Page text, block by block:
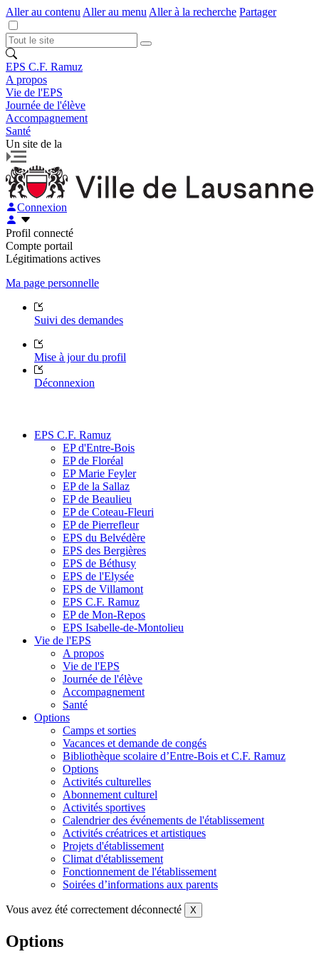
Aller au contenu Aller au menu Aller à la recherche Partager
EPS C.F. Ramuz
A propos
Vie de l'EPS
Journée de l'élève
Accompagnement
Santé
Un site de la
Connexion
Profil connecté
Compte portail
Légitimations actives
Ma page personnelle
Suivi des demandes
Mise à jour du profil
Déconnexion
EPS C.F. Ramuz
EP d'Entre-Bois
EP de Floréal
EP Marie Feyler
EP de la Sallaz
EP de Beaulieu
EP de Coteau-Fleuri
EP de Pierrefleur
EPS du Belvédère
EPS des Bergières
EPS de Béthusy
EPS de l'Elysée
EPS de Villamont
EPS C.F. Ramuz
EP de Mon-Repos
EPS Isabelle-de-Montolieu
Vie de l'EPS
A propos
Vie de l'EPS
Journée de l'élève
Accompagnement
Santé
Options
Camps et sorties
Vacances et demande de congés
Bibliothèque scolaire d’Entre-Bois et C.F. Ramuz
Options
Activités culturelles
Abonnement culturel
Activités sportives
Calendrier des événements de l'établissement
Activités créatrices et artistiques
Projets d'établissement
Climat d'établissement
Fonctionnement de l'établissement
Soirées d’informations aux parents
Vous avez été correctement déconnecté X
Options